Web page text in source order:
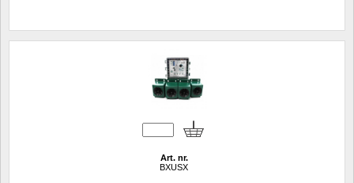
Art. nr.
BXUSX